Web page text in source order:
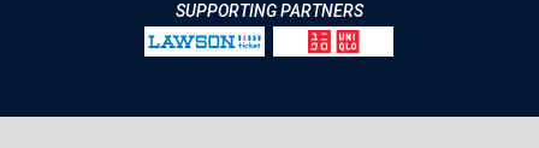
SUPPORTING PARTNERS